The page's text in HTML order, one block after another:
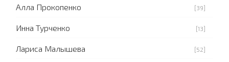
Алла Прокопенко [39]
Инна Турченко [13]
Лариса Малышева [52]